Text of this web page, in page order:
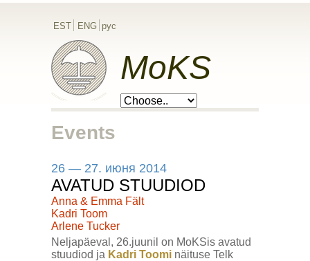
EST ENG рус
MoKS
Events
26 — 27. июня 2014
AVATUD STUUDIOD
Anna & Emma Fält
Kadri Toom
Arlene Tucker
Neljapäeval, 26.juunil on MoKSis avatud
stuudiod ja Kadri Toomi näituse Telk